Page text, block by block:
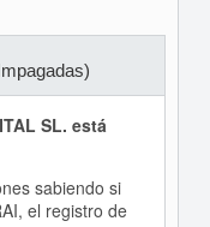
SL. está
sabiendo si
el registro de